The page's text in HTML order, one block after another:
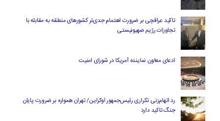
تاکید عراقچی بر ضرورت اهتمام جدی‌تر کشورهای منطقه به مقابله با
تجاوزات رژیم صهیونیستی
ادعای معاون نماینده آمریکا در شورای امنیت
رد اتهام‌زنی تکراری رئیس‌جمهور اوکراین/ تهران همواره بر ضرورت پایان
جنگ تاکید دارد